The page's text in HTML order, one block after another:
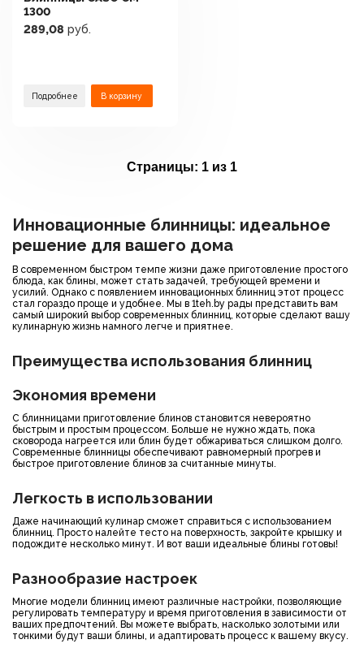
1300
289,08 руб.
Подробнее В корзину
Страницы: 1 из 1
Инновационные блинницы: идеальное
решение для вашего дома
В современном быстром темпе жизни даже приготовление простого
блюда, как блины, может стать задачей, требующей времени и
усилий. Однако с появлением инновационных блинниц этот процесс
стал гораздо проще и удобнее. Мы в 1teh.by рады представить вам
самый широкий выбор современных блинниц, которые сделают вашу
кулинарную жизнь намного легче и приятнее.
Преимущества использования блинниц
Экономия времени
С блинницами приготовление блинов становится невероятно
быстрым и простым процессом. Больше не нужно ждать, пока
сковорода нагреется или блин будет обжариваться слишком долго.
Современные блинницы обеспечивают равномерный прогрев и
быстрое приготовление блинов за считанные минуты.
Легкость в использовании
Даже начинающий кулинар сможет справиться с использованием
блинниц. Просто налейте тесто на поверхность, закройте крышку и
подождите несколько минут. И вот ваши идеальные блины готовы!
Разнообразие настроек
Многие модели блинниц имеют различные настройки, позволяющие
регулировать температуру и время приготовления в зависимости от
ваших предпочтений. Вы можете выбрать, насколько золотыми или
тонкими будут ваши блины, и адаптировать процесс к вашему вкусу.